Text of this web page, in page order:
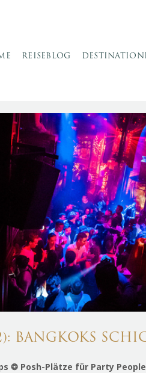
REISEBLOG
BANGKOKS
❂ Posh-Plätze für Party